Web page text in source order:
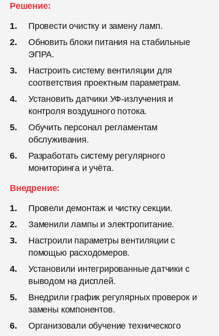
Решение:
Провести очистку и замену ламп.
Обновить блоки питания на стабильные
ЭПРА.
Настроить систему вентиляции для
соответствия проектным параметрам.
Установить датчики УФ-излучения и
контроля воздушного потока.
Обучить персонал регламентам
обслуживания.
Разработать систему регулярного
мониторинга и учёта.
Внедрение:
Провели демонтаж и чистку секции.
Заменили лампы и электропитание.
Настроили параметры вентиляции с
помощью расходомеров.
Установили интегрированные датчики с
выводом на дисплей.
Внедрили график регулярных проверок и
замены компонентов.
Организовали обучение технического